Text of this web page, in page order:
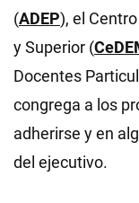
(ADEP), el
y Superior (
Docentes
congrega a los
adherirse y en
del ejecutivo.